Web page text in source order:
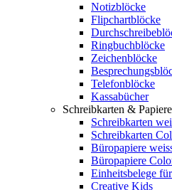
Notizblöcke
Flipchartblöcke
Ringbuchblöcke
Zeichenblöcke
Telefonblöcke
Kassabücher
Schreibkarten & Papiere
Schreibkarten
Schreibkarten
Büropapiere
Büropapiere
Einheitsbelege
Creative Kids